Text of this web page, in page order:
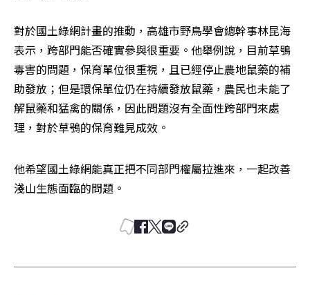
對於國土綠網計畫的推動，高雄市野鳥學會總幹事林昆海
表示，跨部門能否確實參與很重要。他舉例說，目前草鴞
毒害的問題，保育單位很重視，且已經停止農地鼠藥的補
助發放；但是環保單位仍在持續發放鼠藥，農民也未能了
解鼠藥和猛禽的關係，因此問題沒有全面性跨部門來處
理，對於草鴞的保育難見成效。
他希望國土綠網能真正把不同部門權屬拉進來，一起改善
淺山生態面臨的問題。